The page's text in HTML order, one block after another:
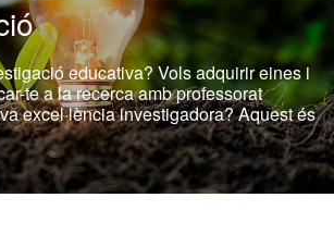
educativa? Vols adquirir eines i
te a la recerca amb professorat
excel·lència investigadora? Aquest és